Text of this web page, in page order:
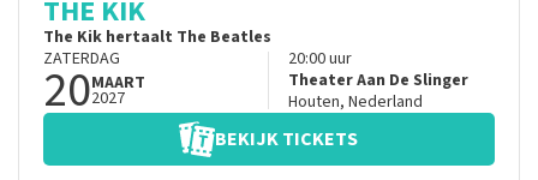
THE KIK
The Kik hertaalt The Beatles
ZATERDAG
20MAART
2027
20:00uur
Theater Aan De Slinger
Houten, Nederland
BEKIJK TICKETS